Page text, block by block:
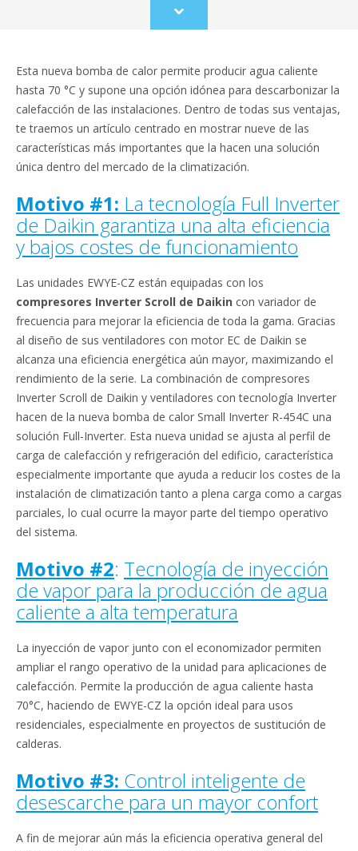
Scroll
to
Esta nueva bomba de calor permite producir agua caliente
hasta 70 °C y supone una opción idónea para descarbonizar la
calefacción de las instalaciones. Dentro de todas sus ventajas,
te traemos un artículo centrado en mostrar nueve de las
características más importantes que la hacen una solución
única dentro del mercado de la climatización.
Motivo #1: La tecnología Full Inverter
de Daikin garantiza una alta eficiencia
y bajos costes de funcionamiento
Las unidades EWYE-CZ están equipadas con los
compresores Inverter Scroll de Daikin con variador de
frecuencia para mejorar la eficiencia de toda la gama. Gracias
al diseño de sus ventiladores con motor EC de Daikin se
alcanza una eficiencia energética aún mayor, maximizando el
rendimiento de la serie. La combinación de compresores
Inverter Scroll de Daikin y ventiladores con tecnología Inverter
hacen de la nueva bomba de calor Small Inverter R-454C una
solución Full-Inverter. Esta nueva unidad se ajusta al perfil de
carga de calefacción y refrigeración del edificio, característica
especialmente importante que ayuda a reducir los costes de la
instalación de climatización tanto a plena carga como a cargas
parciales, lo cual ocurre la mayor parte del tiempo operativo
del sistema.
Motivo #2: Tecnología de inyección
de vapor para la producción de agua
caliente a alta temperatura
La inyección de vapor junto con el economizador permiten
ampliar el rango operativo de la unidad para aplicaciones de
calefacción. Permite la producción de agua caliente hasta
70°C, haciendo de EWYE-CZ la opción ideal para usos
residenciales, especialmente en proyectos de sustitución de
calderas.
Motivo #3: Control inteligente de
desescarche para un mayor confort
A fin de mejorar aún más la eficiencia operativa general del